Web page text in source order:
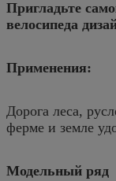
Пригладьте
велосипеда
Применения:
Дорога леса,
ферме и земле
Модельный ряд